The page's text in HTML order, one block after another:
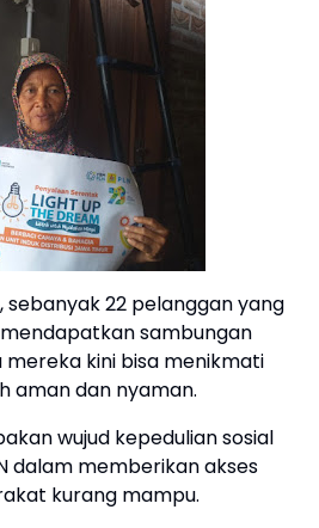
sebanyak 22 pelanggan yang
sambungan
mereka kini bisa menikmati
aman dan nyaman.
wujud kepedulian sosial
dalam memberikan akses
kurang mampu.